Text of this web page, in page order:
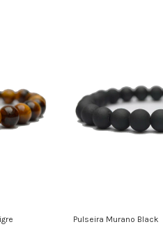
Pulseira Murano Black